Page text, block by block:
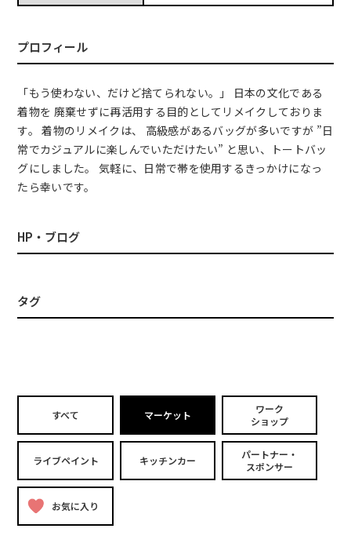
プロフィール
「もう使わない、だけど捨てられない。」 日本の文化である
着物を 廃棄せずに再活用する目的としてリメイクしておりま
す。 着物のリメイクは、 高級感があるバッグが多いですが ”日
常でカジュアルに楽しんでいただけたい” と思い、トートバッ
グにしました。 気軽に、日常で帯を使用するきっかけになっ
たら幸いです。
HP・ブログ
タグ
すべて マーケット
ワーク
ショップ
ライブペイント キッチンカー
パートナー・
スポンサー
お気に入り